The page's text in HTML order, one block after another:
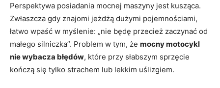
Perspektywa posiadania mocnej maszyny jest kusząca.
Zwłaszcza gdy znajomi jeżdżą dużymi pojemnościami,
łatwo wpaść w myślenie: „nie będę przecież zaczynać od
małego silniczka”. Problem w tym, że mocny motocykl
nie wybacza błędów, które przy słabszym sprzęcie
kończą się tylko strachem lub lekkim uślizgiem.